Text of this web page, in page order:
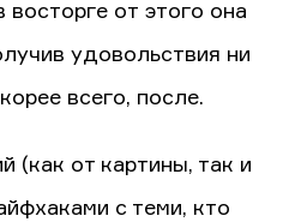
восторге от этого она
удовольствия ни
всего, после.
(как от картины, так и
с теми, кто